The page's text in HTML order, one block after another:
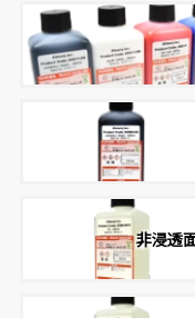
非浸透